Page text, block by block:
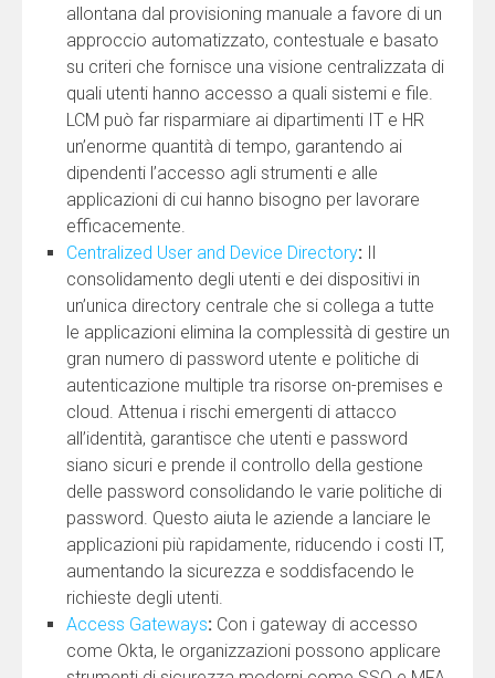
allontana dal provisioning manuale a favore di un
approccio automatizzato, contestuale e basato
su criteri che fornisce una visione centralizzata di
quali utenti hanno accesso a quali sistemi e file.
LCM può far risparmiare ai dipartimenti IT e HR
un’enorme quantità di tempo, garantendo ai
dipendenti l’accesso agli strumenti e alle
applicazioni di cui hanno bisogno per lavorare
efficacemente.
Centralized User and Device Directory: Il
consolidamento degli utenti e dei dispositivi in
un’unica directory centrale che si collega a tutte
le applicazioni elimina la complessità di gestire un
gran numero di password utente e politiche di
autenticazione multiple tra risorse on-premises e
cloud. Attenua i rischi emergenti di attacco
all’identità, garantisce che utenti e password
siano sicuri e prende il controllo della gestione
delle password consolidando le varie politiche di
password. Questo aiuta le aziende a lanciare le
applicazioni più rapidamente, riducendo i costi IT,
aumentando la sicurezza e soddisfacendo le
richieste degli utenti.
Access Gateways: Con i gateway di accesso
come Okta, le organizzazioni possono applicare